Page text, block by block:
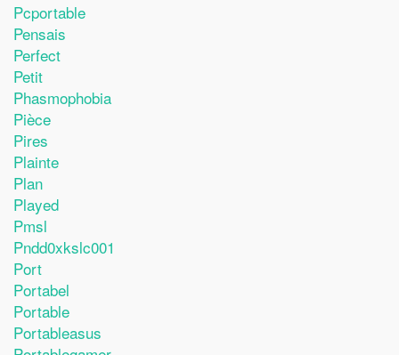
Pcportable
Pensais
Perfect
Petit
Phasmophobia
Pièce
Pires
Plainte
Plan
Played
Pmsl
Pndd0xkslc001
Port
Portabel
Portable
Portableasus